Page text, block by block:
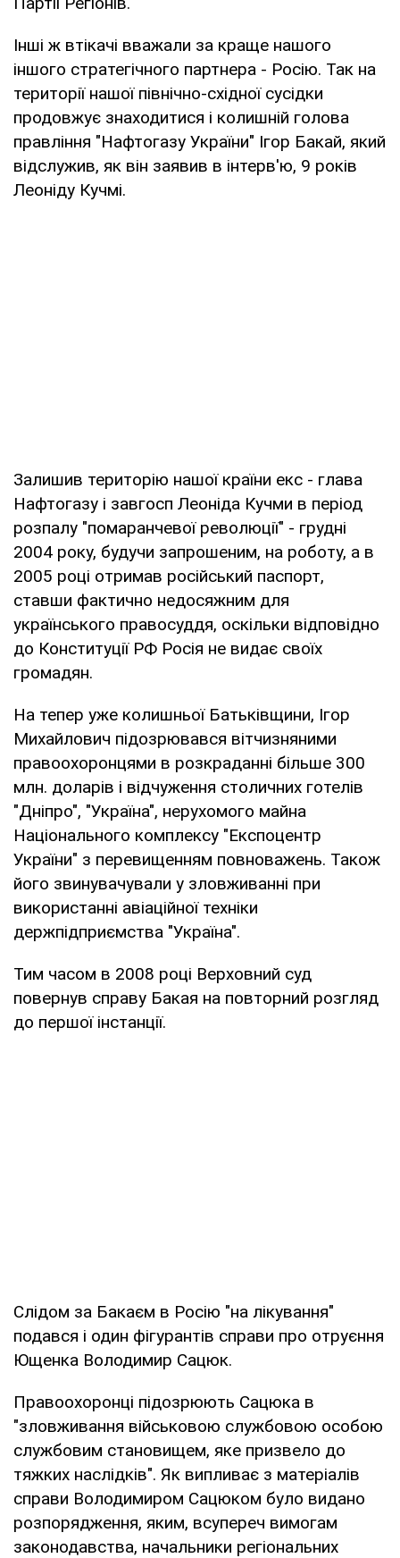
Інші ж втікачі вважали за краще нашого
іншого стратегічного партнера - Росію. Так на
території нашої північно-східної сусідки
продовжує знаходитися і колишній голова
правління "Нафтогазу України" Ігор Бакай, який
відслужив, як він заявив в інтерв'ю, 9 років
Леоніду Кучмі.
Залишив територію нашої країни екс - глава
Нафтогазу і завгосп Леоніда Кучми в період
розпалу "помаранчевої революції" - грудні
2004 року, будучи запрошеним, на роботу, а в
2005 році отримав російський паспорт,
ставши фактично недосяжним для
українського правосуддя, оскільки відповідно
до Конституції РФ Росія не видає своїх
громадян.
На тепер уже колишньої Батьківщини, Ігор
Михайлович підозрювався вітчизняними
правоохоронцями в розкраданні більше 300
млн. доларів і відчуження столичних готелів
"Дніпро", "Україна", нерухомого майна
Національного комплексу "Експоцентр
України" з перевищенням повноважень. Також
його звинувачували у зловживанні при
використанні авіаційної техніки
держпідприємства "Україна".
Тим часом в 2008 році Верховний суд
повернув справу Бакая на повторний розгляд
до першої інстанції.
Слідом за Бакаєм в Росію "на лікування"
подався і один фігурантів справи про отруєння
Ющенка Володимир Сацюк.
Правоохоронці підозрюють Сацюка в
"зловживання військовою службовою особою
службовим становищем, яке призвело до
тяжких наслідків". Як випливає з матеріалів
справи Володимиром Сацюком було видано
розпорядження, яким, всупереч вимогам
законодавства, начальники регіональних